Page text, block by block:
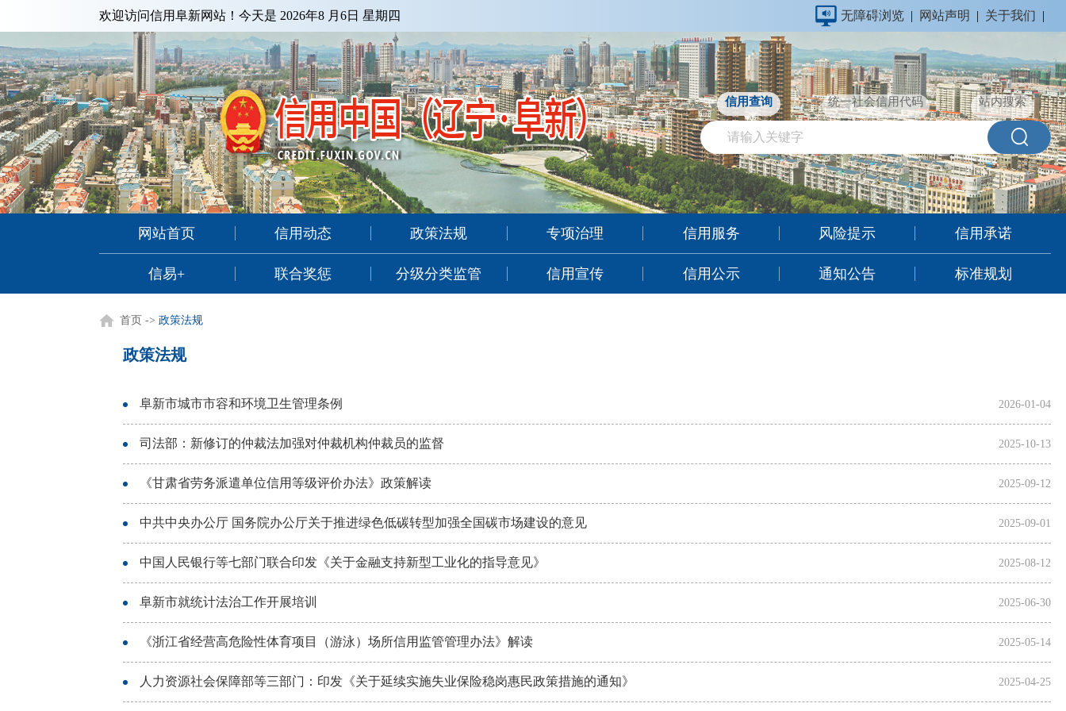
欢迎访问信用阜新网站！今天是 2026年8 月6日 星期四 无障碍浏览 | 网站声明 | 关于我们 |
信用查询 统一社会信用代码 站内搜索
网站首页 信用动态 政策法规 专项治理 信用服务 风险提示 信用承诺
信易+ 联合奖惩 分级分类监管 信用宣传 信用公示 通知公告 标准规划
首页 -> 政策法规
政策法规
阜新市城市市容和环境卫生管理条例 2026-01-04
司法部：新修订的仲裁法加强对仲裁机构仲裁员的监督 2025-10-13
《甘肃省劳务派遣单位信用等级评价办法》政策解读 2025-09-12
中共中央办公厅 国务院办公厅关于推进绿色低碳转型加强全国碳市场建设的意见 2025-09-01
中国人民银行等七部门联合印发《关于金融支持新型工业化的指导意见》 2025-08-12
阜新市就统计法治工作开展培训 2025-06-30
《浙江省经营高危险性体育项目（游泳）场所信用监管管理办法》解读 2025-05-14
人力资源社会保障部等三部门：印发《关于延续实施失业保险稳岗惠民政策措施的通知》 2025-04-25